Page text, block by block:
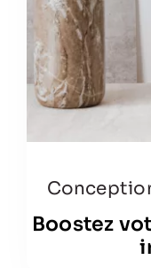
Boostez